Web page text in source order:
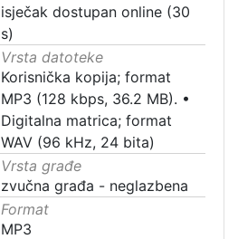
isječak dostupan online (30
s)
Vrsta datoteke
Korisnička kopija; format
MP3 (128 kbps, 36.2 MB). •
Digitalna matrica; format
WAV (96 kHz, 24 bita)
Vrsta građe
zvučna građa - neglazbena
Format
MP3